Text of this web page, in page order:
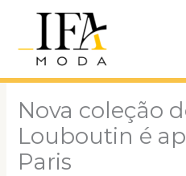
conteúdo
Nova coleção
Louboutin é
Paris